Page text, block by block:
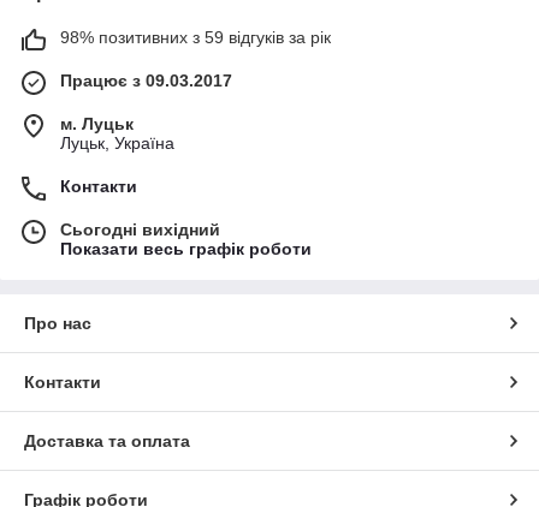
98% позитивних з 59 відгуків за рік
Працює з 09.03.2017
м. Луцьк
Луцьк, Україна
Контакти
Сьогодні вихідний
Показати весь графік роботи
Про нас
Контакти
Доставка та оплата
Графік роботи